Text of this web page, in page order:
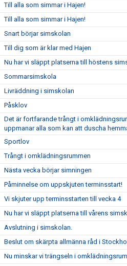
Till alla som simmar i Hajen!
Till alla som simmar i Hajen!
Snart börjar simskolan
Till dig som är klar med Hajen
Nu har vi släppt platserna till höstens
Sommarsimskola
Livräddning i simskolan
Påsklov
Det är fortfarande trångt i
uppmanar alla som kan att duscha
Sportlov
Trångt i omklädningsrummen
Nästa vecka börjar simningen
Påminnelse om uppskjuten terminsstart!
Vi skjuter upp terminsstarten till vecka 4
Nu har vi släppt platserna till vårens
Avslutning i simskolan.
Beslut om skärpta allmänna råd i
Nu minskar vi trängseln i